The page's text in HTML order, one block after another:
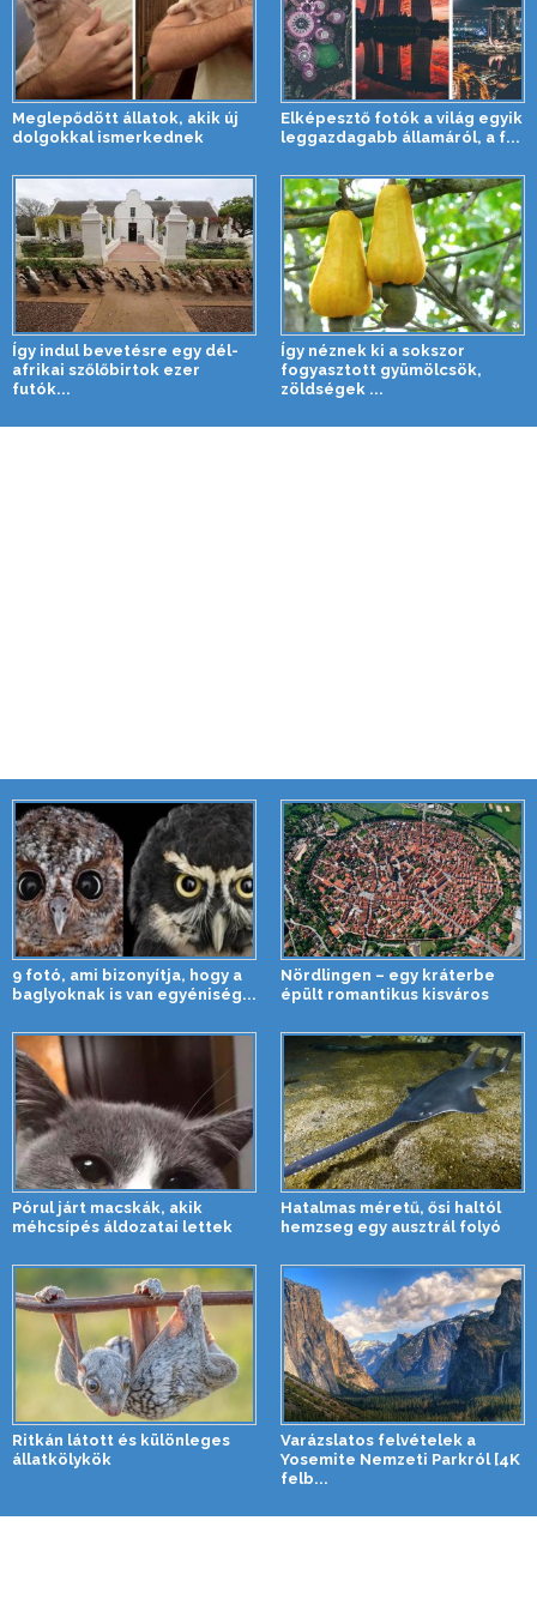
Meglepődött állatok, akik új
dolgokkal ismerkednek
Elképesztő fotók a világ egyik
leggazdagabb államáról, a f...
Így indul bevetésre egy dél-
afrikai szőlőbirtok ezer
futók...
Így néznek ki a sokszor
fogyasztott gyümölcsök,
zöldségek ...
9 fotó, ami bizonyítja, hogy a
baglyoknak is van egyéniség...
Nördlingen – egy kráterbe
épült romantikus kisváros
Pórul járt macskák, akik
méhcsípés áldozatai lettek
Hatalmas méretű, ősi haltól
hemzseg egy ausztrál folyó
Ritkán látott és különleges
állatkölykök
Varázslatos felvételek a
Yosemite Nemzeti Parkról [4K
felb...